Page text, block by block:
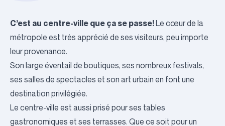
C’est au centre-ville que ça se passe!Le cœur de la
métropole est très apprécié de ses visiteurs, peu importe
leur provenance.
Son large éventail de boutiques, ses nombreux festivals,
ses salles de spectacles et son art urbain en font une
destination privilégiée.
Le centre-ville est aussi prisé pour ses tables
gastronomiques et ses terrasses. Que ce soit pour un